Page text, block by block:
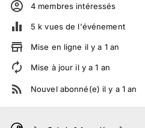
4 membres intéressés
5 k vues de l'événement
Mise en ligne il y a 1 an
Mise à jour il y a1 an
Nouvel abonné(e) il y a 1 an